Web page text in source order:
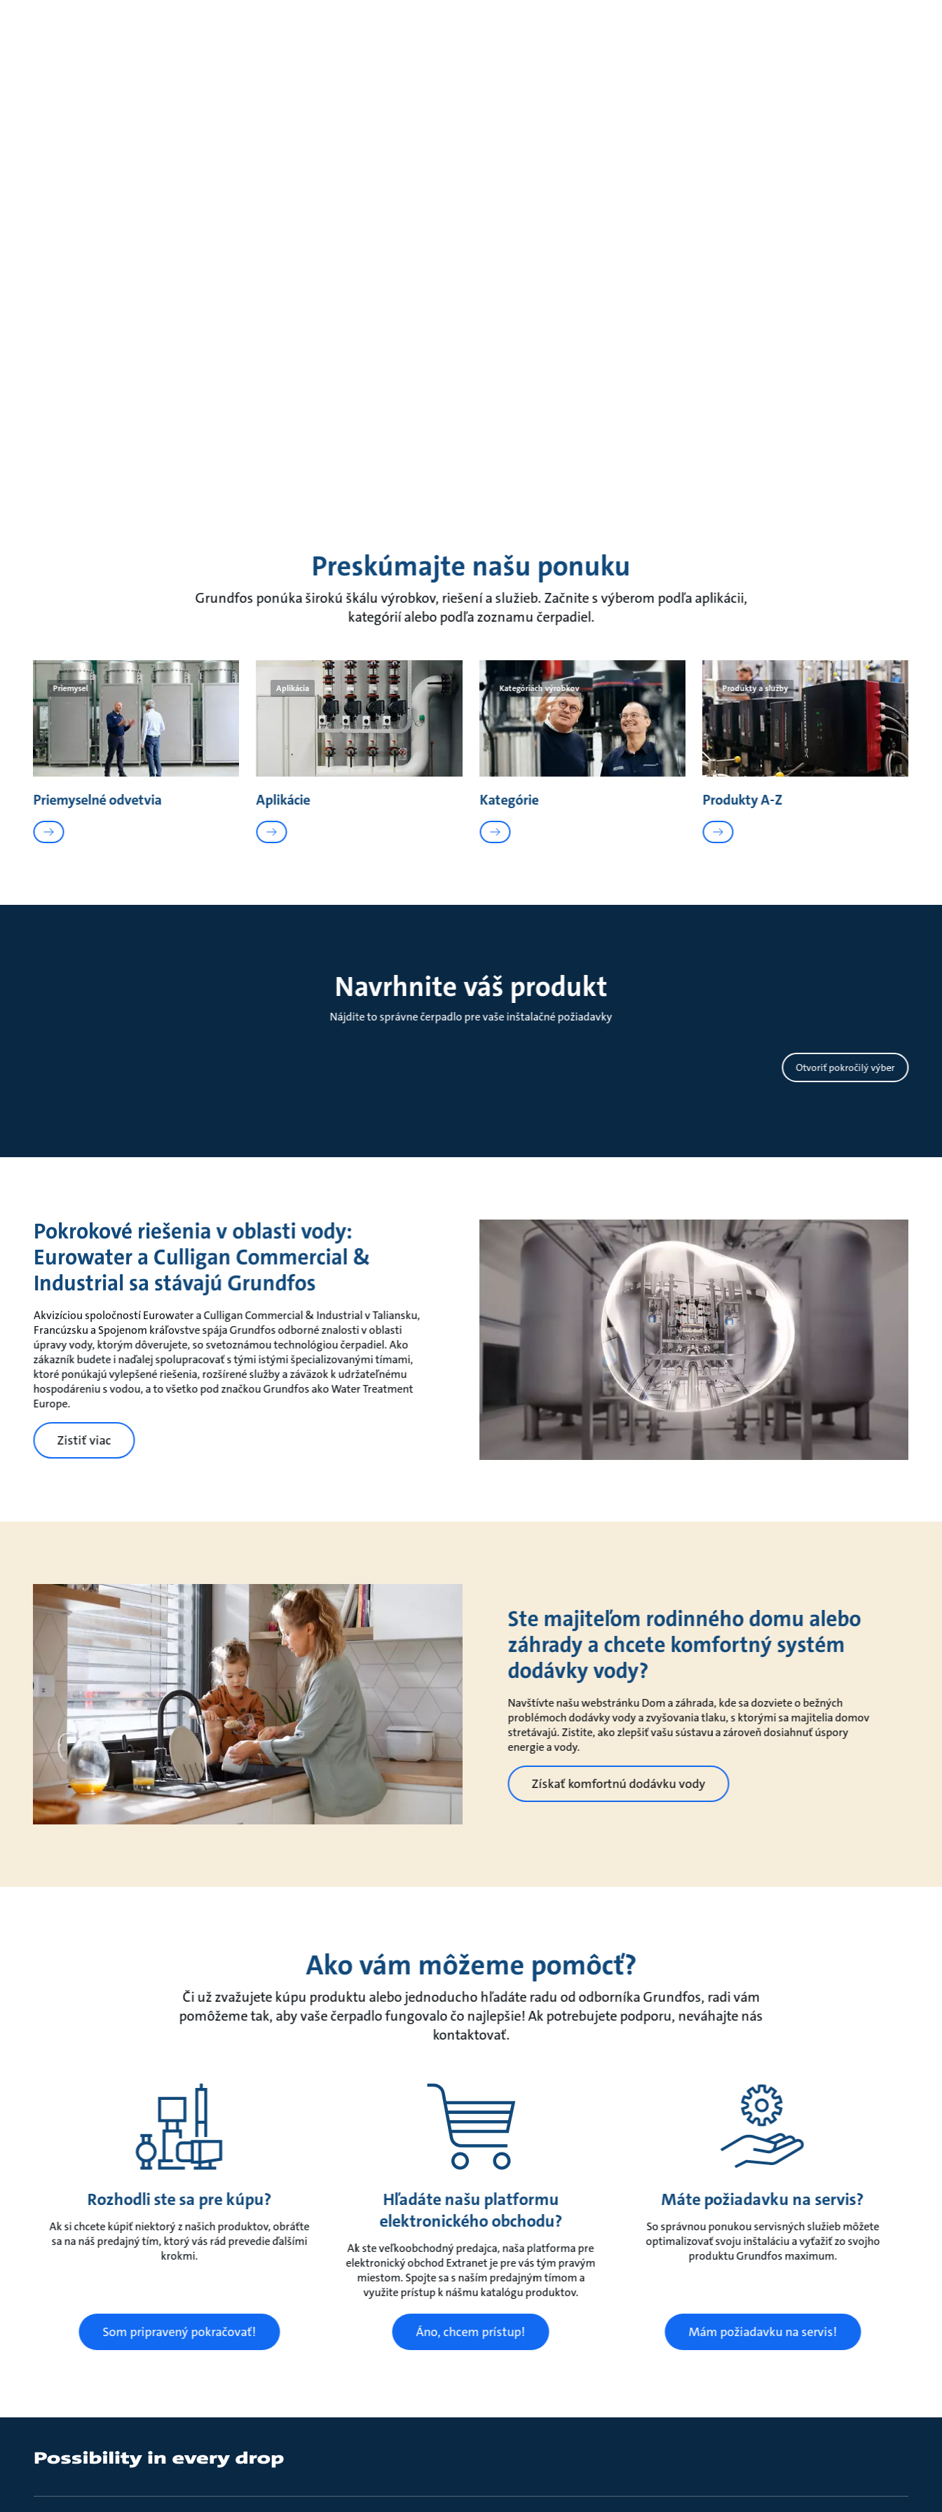
Preskúmajte našu ponuku
Grundfos ponúka širokú škálu výrobkov, riešení a služieb. Začnite s výberom podľa aplikácii,
kategórií alebo podľa zoznamu čerpadiel.
Priemysel
Priemyselné odvetvia
Aplikácia
Aplikácie
Kategóriách výrobkov
Kategórie
Produkty a služby
Produkty A-Z
Navrhnite váš produkt
Nájdite to správne čerpadlo pre vaše inštalačné požiadavky
Otvoriť pokročilý výber
Pokrokové riešenia v oblasti vody:
Eurowater a Culligan Commercial &
Industrial sa stávajú Grundfos
Akvizíciou spoločností Eurowater a Culligan Commercial & Industrial v Taliansku,
Francúzsku a Spojenom kráľovstve spája Grundfos odborné znalosti v oblasti
úpravy vody, ktorým dôverujete, so svetoznámou technológiou čerpadiel. Ako
zákazník budete i naďalej spolupracovať s tými istými špecializovanými tímami,
ktoré ponúkajú vylepšené riešenia, rozšírené služby a záväzok k udržateľnému
hospodáreniu s vodou, a to všetko pod značkou Grundfos ako Water Treatment
Europe.
Zistiť viac
Ste majiteľom rodinného domu alebo
záhrady a chcete komfortný systém
dodávky vody?
Navštívte našu webstránku Dom a záhrada, kde sa dozviete o bežných
problémoch dodávky vody a zvyšovania tlaku, s ktorými sa majitelia domov
stretávajú. Zistite, ako zlepšiť vašu sústavu a zároveň dosiahnuť úspory
energie a vody.
Získať komfortnú dodávku vody
Ako vám môžeme pomôcť?
Či už zvažujete kúpu produktu alebo jednoducho hľadáte radu od odborníka Grundfos, radi vám
pomôžeme tak, aby vaše čerpadlo fungovalo čo najlepšie! Ak potrebujete podporu, neváhajte nás
kontaktovať.
Rozhodli ste sa pre kúpu?
Ak si chcete kúpiť niektorý z našich produktov, obráťte
sa na náš predajný tím, ktorý vás rád prevedie ďalšími
krokmi.
Som pripravený pokračovať!
Hľadáte našu platformu
elektronického obchodu?
Ak ste veľkoobchodný predajca, naša platforma pre
elektronický obchod Extranet je pre vás tým pravým
miestom. Spojte sa s naším predajným tímom a
využite prístup k nášmu katalógu produktov.
Áno, chcem prístup!
Máte požiadavku na servis?
So správnou ponukou servisných služieb môžete
optimalizovať svoju inštaláciu a vyťažiť zo svojho
produktu Grundfos maximum.
Mám požiadavku na servis!